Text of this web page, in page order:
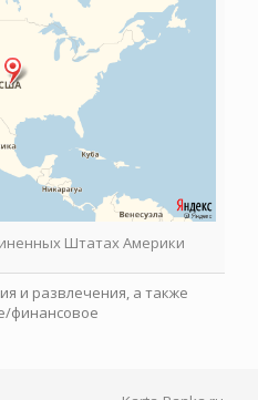
Штатах Америки
и развлечения, а также
финансовое